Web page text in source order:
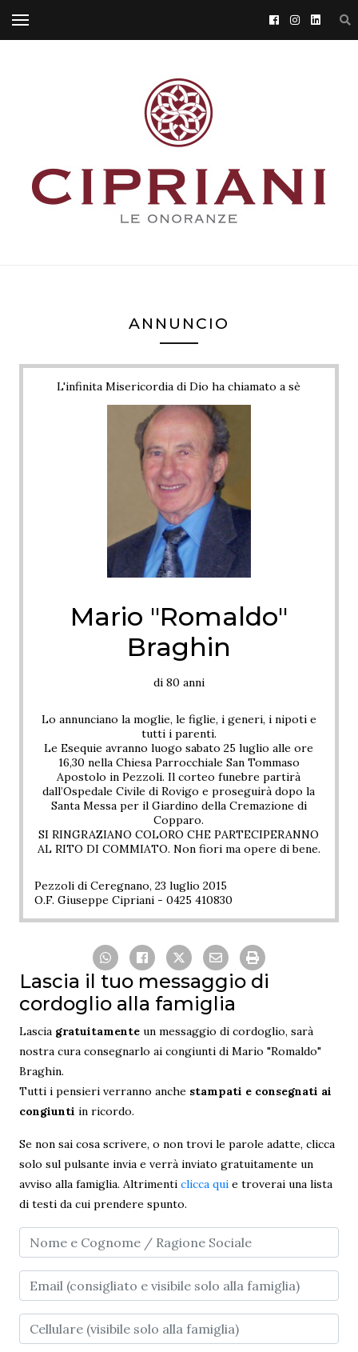
ANNUNCIO
L'infinita Misericordia di Dio ha chiamato a sè
Mario "Romaldo"
Braghin
di 80 anni
Lo annunciano la moglie, le figlie, i generi, i nipoti e
tutti i parenti.
Le Esequie avranno luogo sabato 25 luglio alle ore
16,30 nella Chiesa Parrocchiale San Tommaso
Apostolo in Pezzoli. Il corteo funebre partirà
dall’Ospedale Civile di Rovigo e proseguirà dopo la
Santa Messa per il Giardino della Cremazione di
Copparo.
SI RINGRAZIANO COLORO CHE PARTECIPERANNO
AL RITO DI COMMIATO. Non fiori ma opere di bene.
Pezzoli di Ceregnano, 23 luglio 2015
O.F. Giuseppe Cipriani - 0425 410830
Lascia il tuo messaggio di
cordoglio alla famiglia
Lascia gratuitamenteun messaggio di cordoglio, sarà
nostra cura consegnarlo ai congiunti di Mario "Romaldo"
Braghin.
Tutti i pensieri verranno anche stampati e consegnati ai
congiunti in ricordo.
Se non sai cosa scrivere, o non trovi le parole adatte, clicca
solo sul pulsante invia e verrà inviato gratuitamente un
avviso alla famiglia. Altrimenti clicca quie troverai una lista
di testi da cui prendere spunto.